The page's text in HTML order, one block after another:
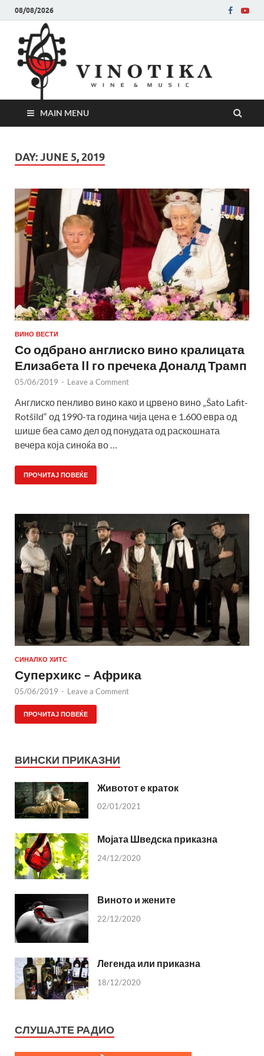
08/08/2026
MAIN MENU
DAY:JUNE 5, 2019
ВИНО ВЕСТИ
Со одбрано англиско вино кралицата
Елизабета II го пречека Доналд Трамп
05/06/2019 - Leave a Comment
Англиско пенливо вино како и црвено вино „Šato Lafit-
Rotšild“ од 1990-та година чија цена е 1.600 евра од
шише беа само дел од понудата од раскошната
вечера која синоќа во …
ПРОЧИТАЈ ПОВЕЌЕ
СИНАЛКО ХИТС
Суперхикс – Африка
05/06/2019 - Leave a Comment
ПРОЧИТАЈ ПОВЕЌЕ
ВИНСКИ ПРИКАЗНИ
Животот е краток
02/01/2021
Мојата Шведска приказна
24/12/2020
Виното и жените
22/12/2020
Легенда или приказна
18/12/2020
СЛУШАЈТЕ РАДИО